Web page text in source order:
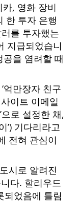
, 영화 장비
한 투자 은행
를 투자했는
지급되었습니
을 염려할 때
억만장자 친구
이트 이메일
으로 설정한 채,
) 기다리라고
전혀 관심이
시로 알려진
다. 할리우드
되었음에 틀림